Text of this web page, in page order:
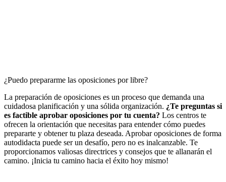
¿Puedo prepararme las oposiciones por libre?
La preparación de oposiciones es un proceso que demanda una
cuidadosa planificación y una sólida organización. ¿Te preguntas si
es factible aprobar oposiciones por tu cuenta? Los centros te
ofrecen la orientación que necesitas para entender cómo puedes
prepararte y obtener tu plaza deseada. Aprobar oposiciones de forma
autodidacta puede ser un desafío, pero no es inalcanzable. Te
proporcionamos valiosas directrices y consejos que te allanarán el
camino. ¡Inicia tu camino hacia el éxito hoy mismo!